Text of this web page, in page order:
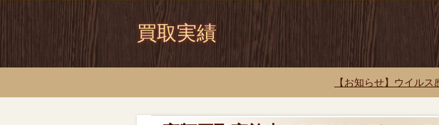
買取実績
【お知らせ】ウイル